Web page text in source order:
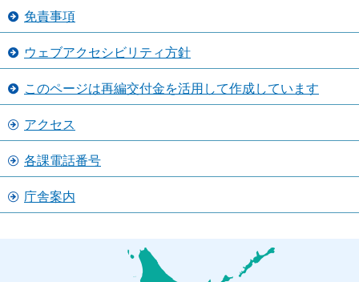
免責事項
ウェブアクセシビリティ方針
このページは再編交付金を活用して作成しています
アクセス
各課電話番号
庁舎案内